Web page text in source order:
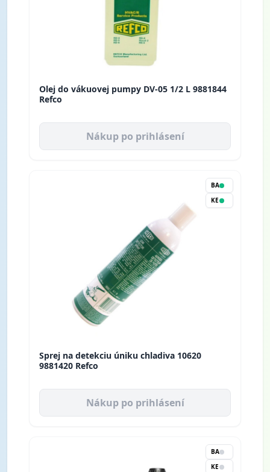
Olej do vákuovej pumpy DV-05 1/2 L 9881844
Refco
Nákup po prihlásení
BA
KE
Sprej na detekciu úniku chladiva 10620
9881420 Refco
Nákup po prihlásení
BA
KE